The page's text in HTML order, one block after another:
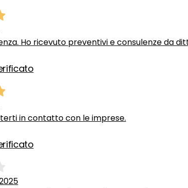
Ho ricevuto preventivi e consulenze da
in contatto con le imprese.